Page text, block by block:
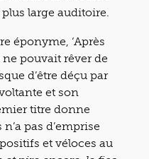
large auditoire.
éponyme, ‘Après
ne pouvait rêver de
d’être déçu par
et son
titre donne
pas d’emprise
et véloces au